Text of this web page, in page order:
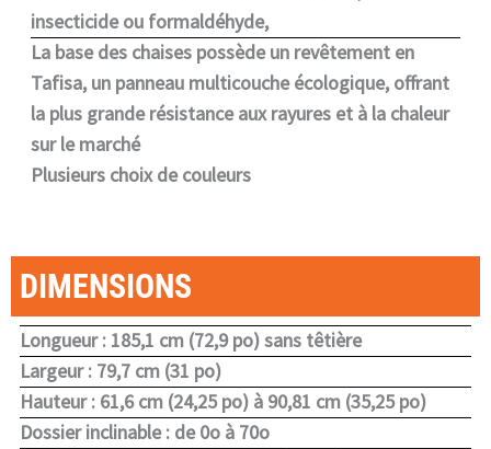
insecticide ou formaldéhyde,
La base des chaises possède un revêtement en
Tafisa, un panneau multicouche écologique, offrant
la plus grande résistance aux rayures et à la chaleur
sur le marché
Plusieurs choix de couleurs
DIMENSIONS
Longueur : 185,1 cm (72,9 po) sans têtière
Largeur : 79,7 cm (31 po)
Hauteur : 61,6 cm (24,25 po) à 90,81 cm (35,25 po)
Dossier inclinable : de 0o à 70o